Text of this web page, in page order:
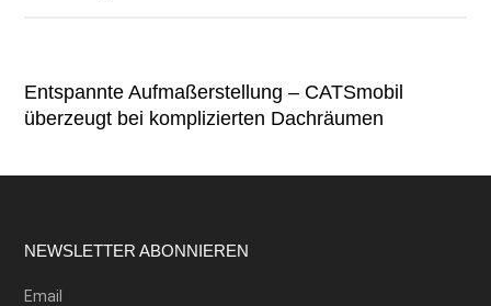
Entspannte Aufmaßerstellung – CATSmobil
überzeugt bei komplizierten Dachräumen
Footer
NEWSLETTER ABONNIEREN
Email